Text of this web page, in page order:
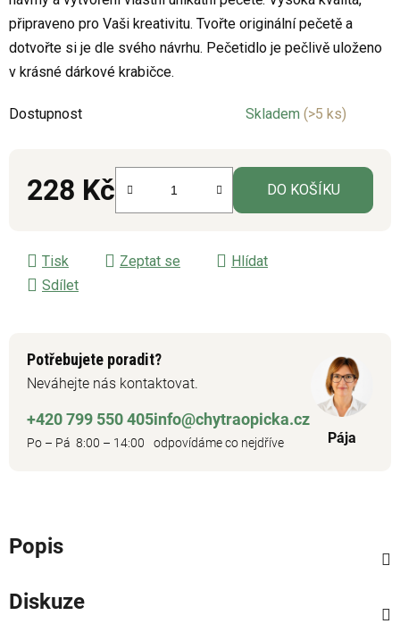
0,0
z
5
hvězdiček.
připraveno pro Vaši kreativitu. Tvořte originální pečetě a
dotvořte si je dle svého návrhu. Pečetidlo je pečlivě uloženo
v krásné dárkové krabičce.
Dostupnost Skladem (>5 ks)
228 Kč DO KOŠÍKU
Tisk Zeptat se
Hlídat
Sdílet
Potřebujete poradit?
Neváhejte nás kontaktovat.
+420 799 550 405
Po – Pá 8:00 – 14:00
info@chytraopicka.cz
odpovídáme co nejdříve Pája
Popis
Diskuze